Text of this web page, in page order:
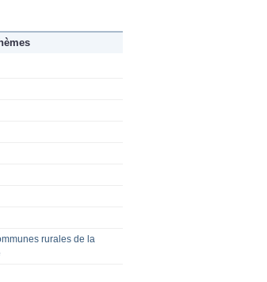
rurales de la